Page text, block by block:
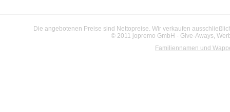
Die angebotenen Preise sind Nettopreise. Wir verkaufen
© 2011 jopremo GmbH - Give-Aways,
Familiennamen und